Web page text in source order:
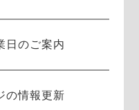
日のご案内
の情報更新